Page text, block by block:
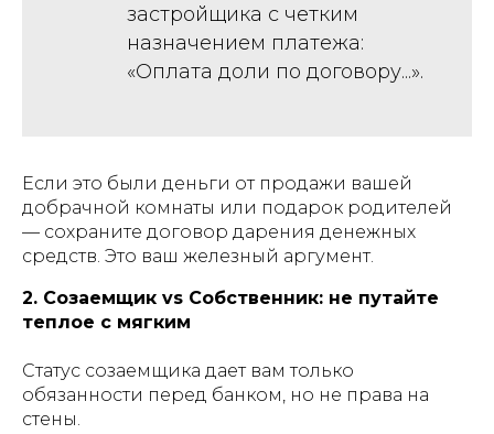
застройщика с четким
назначением платежа:
«Оплата доли по договору...».
Если это были деньги от продажи вашей
добрачной комнаты или подарок родителей
— сохраните договор дарения денежных
средств. Это ваш железный аргумент.
2. Созаемщик vs Собственник: не путайте
теплое с мягким
Статус созаемщика дает вам только
обязанности перед банком, но не права на
стены.